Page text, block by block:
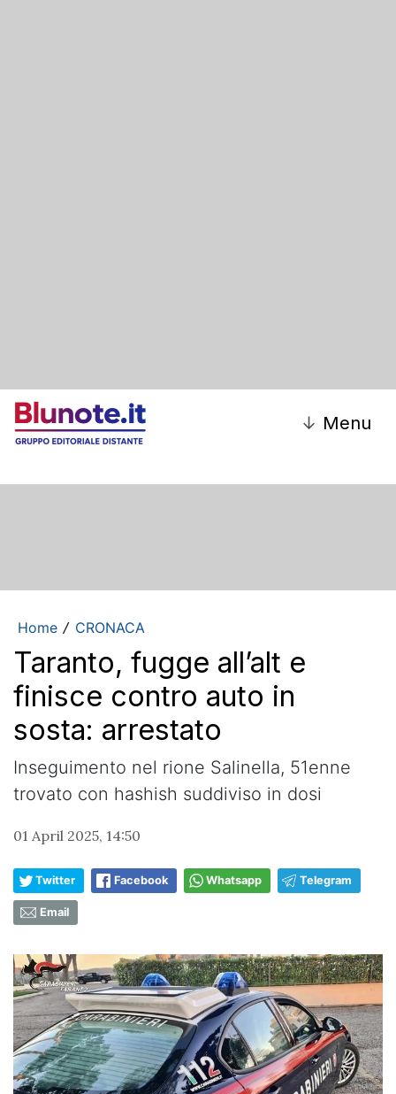
↓ Menu
Home / CRONACA
Taranto, fugge all’alt e
finisce contro auto in
sosta: arrestato
Inseguimento nel rione Salinella, 51enne
trovato con hashish suddiviso in dosi
01 April 2025, 14:50
Twitter Facebook Whatsapp Telegram
Email